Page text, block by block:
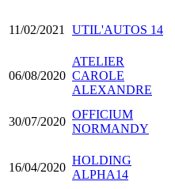
11/02/2021 UTIL'AUTOS 14
06/08/2020
ATELIER
CAROLE
ALEXANDRE
30/07/2020
OFFICIUM
NORMANDY
16/04/2020
HOLDING
ALPHA14